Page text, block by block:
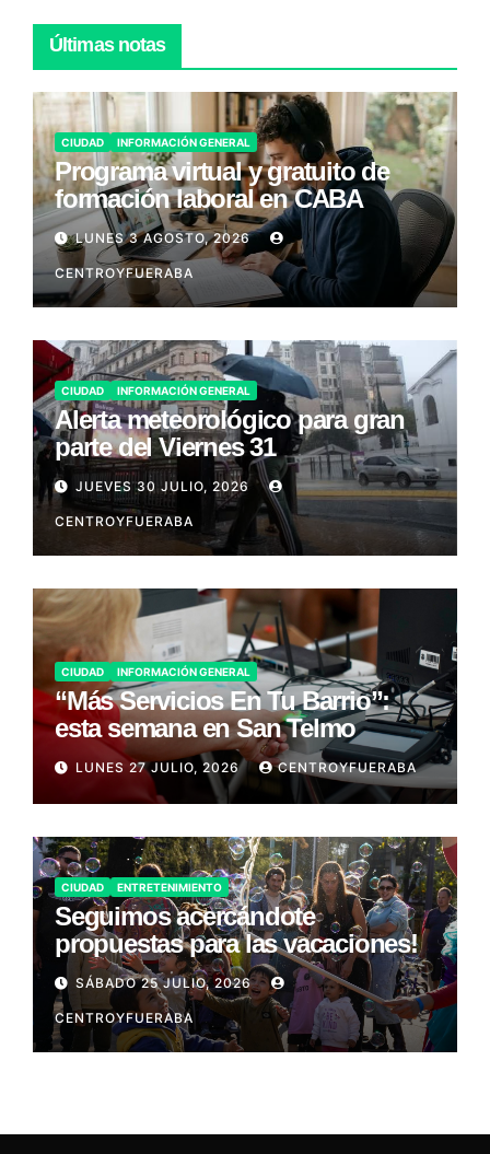
Últimas notas
CIUDAD INFORMACIÓN GENERAL
Programa virtual y gratuito de
formación laboral en CABA
LUNES 3 AGOSTO, 2026
CENTROYFUERABA
CIUDAD INFORMACIÓN GENERAL
Alerta meteorológico para gran
parte del Viernes 31
JUEVES 30 JULIO, 2026
CENTROYFUERABA
CIUDAD INFORMACIÓN GENERAL
“Más Servicios En Tu Barrio”:
esta semana en San Telmo
LUNES 27 JULIO, 2026 CENTROYFUERABA
CIUDAD ENTRETENIMIENTO
Seguimos acercándote
propuestas para las vacaciones!
SÁBADO 25 JULIO, 2026
CENTROYFUERABA